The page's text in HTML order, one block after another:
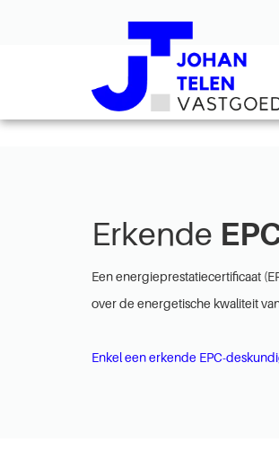
Erkende
Een energieprestatiecertificaat
over de energetische kwaliteit
Enkel een erkende EPC-